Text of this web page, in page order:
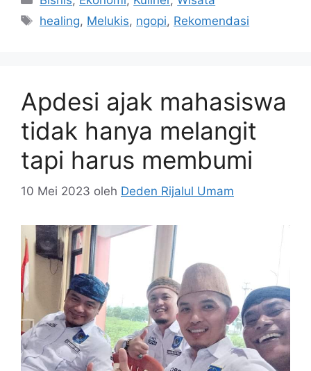
Tag
healing, Melukis, ngopi, Rekomendasi
Apdesi ajak mahasiswa
tidak hanya melangit
tapi harus membumi
10 Mei 2023 oleh Deden Rijalul Umam